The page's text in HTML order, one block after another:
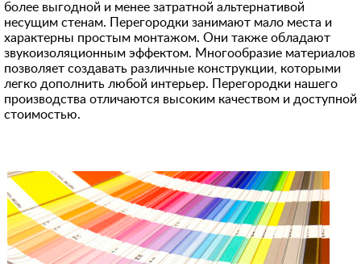
более выгодной и менее затратной альтернативой
несущим стенам. Перегородки занимают мало места и
характерны простым монтажом. Они также обладают
звукоизоляционным эффектом. Многообразие материалов
позволяет создавать различные конструкции, которыми
легко дополнить любой интерьер. Перегородки нашего
производства отличаются высоким качеством и доступной
стоимостью.